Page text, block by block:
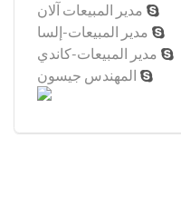
 مدير المبيعات آلان
 مدير المبيعات-إلسا
 مدير المبيعات-كاندي
 المهندس جيسون